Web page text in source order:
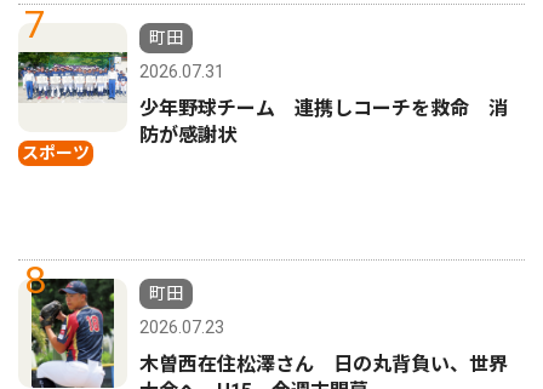
7
スポーツ
町田
2026.07.31
少年野球チーム 連携しコーチを救命 消
防が感謝状
8
町田
2026.07.23
木曽西在住松澤さん 日の丸背負い、世界